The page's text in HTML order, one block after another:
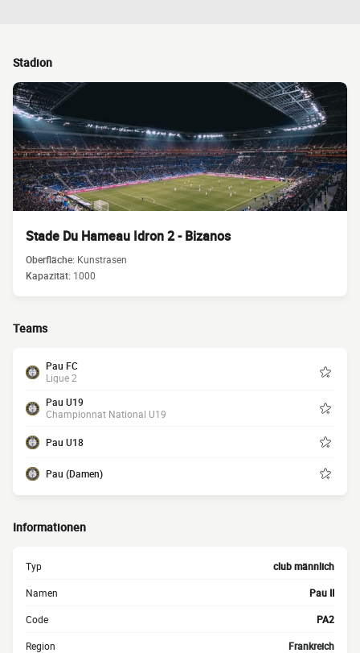
Stadion
Stade Du Hameau Idron 2 - Bizanos
Oberfläche: Kunstrasen
Kapazität: 1000
Teams
Pau FC
Ligue 2
Pau U19
Championnat National U19
Pau U18
Pau (Damen)
Informationen
Typ club männlich
Namen Pau II
Code PA2
Region Frankreich